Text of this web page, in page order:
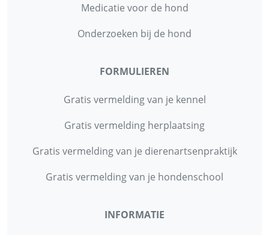
Medicatie voor de hond
Onderzoeken bij de hond
FORMULIEREN
Gratis vermelding van je kennel
Gratis vermelding herplaatsing
Gratis vermelding van je dierenartsenpraktijk
Gratis vermelding van je hondenschool
INFORMATIE